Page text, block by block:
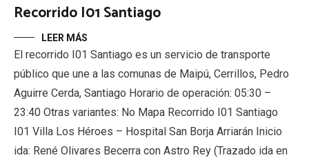
Recorrido I01 Santiago
LEER MÁS
El recorrido I01 Santiago es un servicio de transporte
público que une a las comunas de Maipú, Cerrillos, Pedro
Aguirre Cerda, Santiago Horario de operación: 05:30 –
23:40 Otras variantes: No Mapa Recorrido I01 Santiago
I01 Villa Los Héroes – Hospital San Borja Arriarán Inicio
ida: René Olivares Becerra con Astro Rey (Trazado ida en